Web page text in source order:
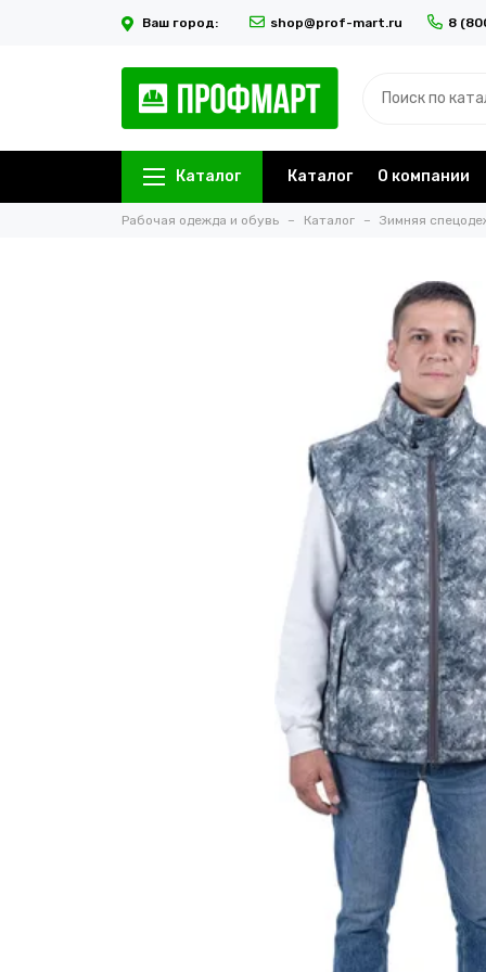
Ваш город: shop@prof-mart.ru 8
Каталог Каталог О компании
Рабочая одежда и обувь Каталог Зимняя